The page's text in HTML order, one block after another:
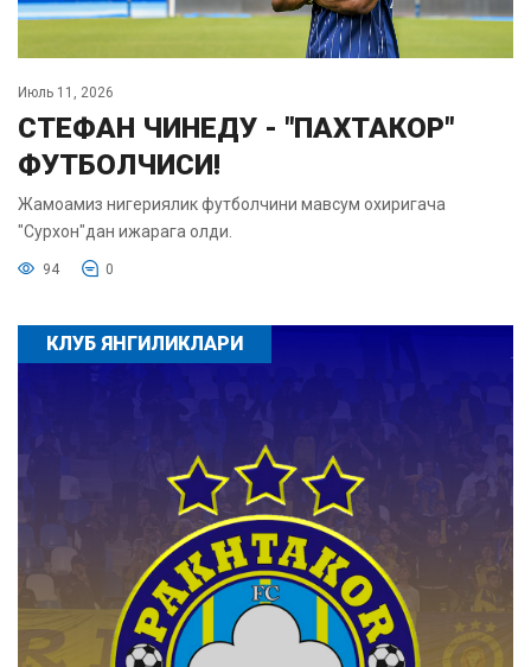
Июль 11, 2026
СТЕФАН ЧИНЕДУ - "ПАХТАКОР"
ФУТБОЛЧИСИ!
Жамоамиз нигериялик футболчини мавсум охиригача
"Сурхон"дан ижарага олди.
94 0
КЛУБ ЯНГИЛИКЛАРИ